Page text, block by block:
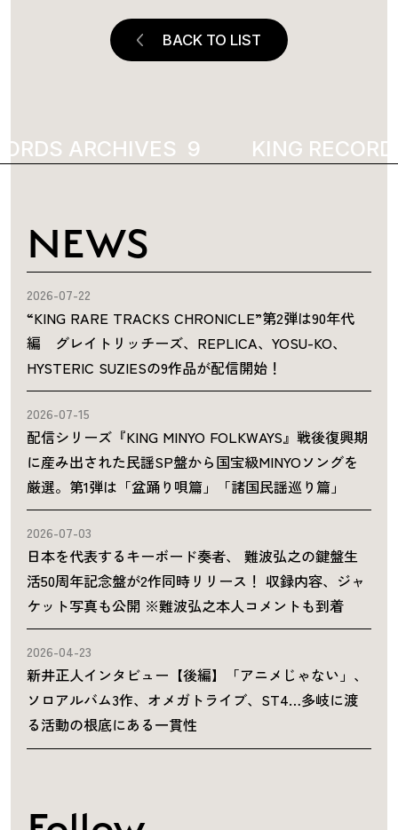
BACK TO LIST
ARCHIVES 1216 KING
NEWS
2026-07-22
“KING RARE TRACKS CHRONICLE”第2弾は90年代
編 グレイトリッチーズ、REPLICA、YOSU-KO、
HYSTERIC SUZIESの9作品が配信開始！
2026-07-15
配信シリーズ『KING MINYO FOLKWAYS』戦後復興期
に産み出された民謡SP盤から国宝級MINYOソングを
厳選。第1弾は「盆踊り唄篇」「諸国民謡巡り篇」
2026-07-03
日本を代表するキーボード奏者、 難波弘之の鍵盤生
活50周年記念盤が2作同時リリース！ 収録内容、ジャ
ケット写真も公開 ※難波弘之本人コメントも到着
2026-04-23
新井正人インタビュー【後編】「アニメじゃない」、
ソロアルバム3作、オメガトライブ、ST4…多岐に渡
る活動の根底にある一貫性